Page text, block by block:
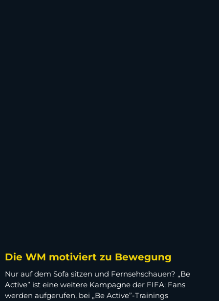
Die WM motiviert zu Bewegung
Nur auf dem Sofa sitzen und Fernsehschauen? „Be
Active” ist eine weitere Kampagne der FIFA: Fans
werden aufgerufen, bei „Be Active”-Trainings